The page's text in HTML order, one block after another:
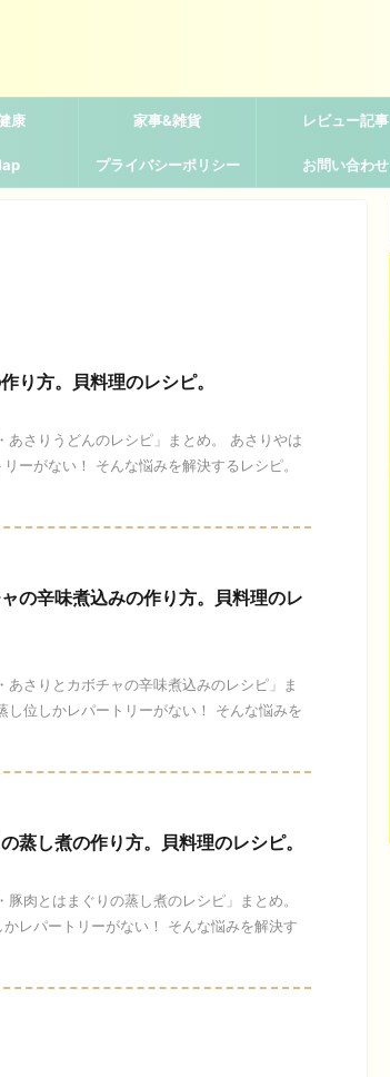
康 家事&雑貨 レビュー記事
プライバシーポリシー お問い合わせ
り方。貝料理のレシピ。
さりうどんのレシピ」まとめ。 あさりやは
ーがない！ そんな悩みを解決するレシピ。
の辛味煮込みの作り方。貝料理のレ
さりとカボチャの辛味煮込みのレシピ」ま
し位しかレパートリーがない！ そんな悩みを
蒸し煮の作り方。貝料理のレシピ。
肉とはまぐりの蒸し煮のレシピ」まとめ。
レパートリーがない！ そんな悩みを解決す